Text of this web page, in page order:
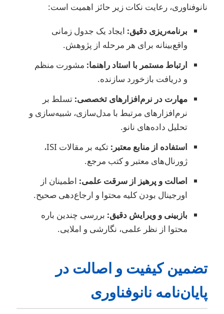
رعایت نکات زیر حائز اهمیت است:
برنامه‌ریزی دقیق:ایجاد یک جدول زمانی
واقع‌بینانه برای هر مرحله از پژوهش.
ارتباط مستمر با استاد راهنما:مشورت منظم
و دریافت بازخورد سازنده.
مهارت در نرم‌افزارهای تخصصی:تسلط بر
نرم‌افزارهای مرتبط با مدل‌سازی، شبیه‌سازی و
تحلیل داده‌های نانو.
استفاده از منابع معتبر:
تکیه بر مقالات ISI،
ژورنال‌های معتبر و کتب مرجع.
اصالت و پرهیز از سرقت علمی:اطمینان از
اورجینال بودن کلیه محتوا و ارجاع‌دهی صحیح.
بازبینی و ویرایش دقیق:بررسی چندین باره
محتوا از نظر علمی، نگارشی و املایی.
کیفیت و اصالت در
نانوفناوری